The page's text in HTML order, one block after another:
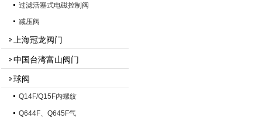
过滤活塞式电磁控制阀
减压阀
上海冠龙阀门
中国台湾富山阀门
球阀
Q14F/Q15F内螺纹
Q644F、Q645F气